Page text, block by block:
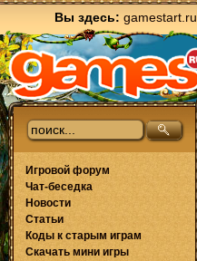
Вы здесь: gamestart.ru
Игровой форум
Чат-беседка
Новости
Статьи
Коды к старым играм
Скачать мини игры